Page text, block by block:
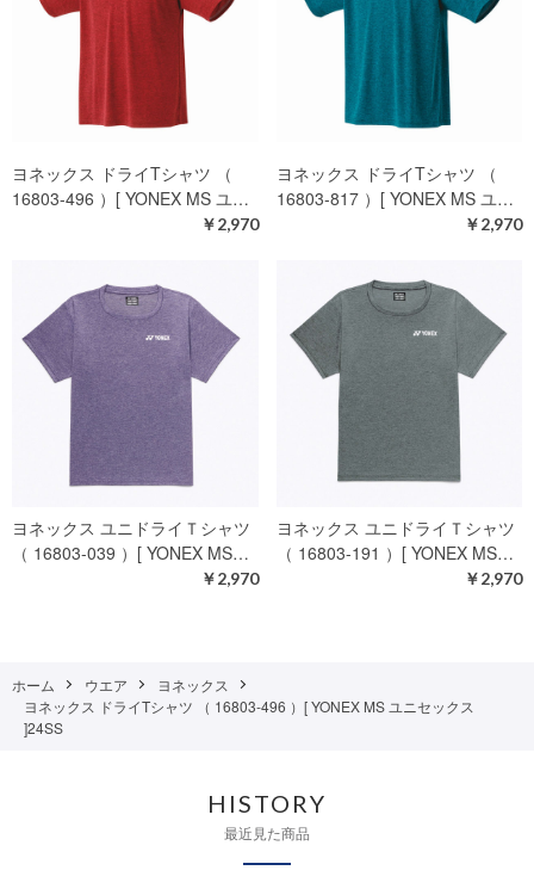
ヨネックス ドライTシャツ （
16803-496 ）[ YONEX MS ユ…
￥2,970
ヨネックス ドライTシャツ （
16803-817 ）[ YONEX MS ユ…
￥2,970
ヨネックス ユニドライＴシャツ
（ 16803-039 ）[ YONEX MS…
￥2,970
ヨネックス ユニドライＴシャツ
（ 16803-191 ）[ YONEX MS…
￥2,970
ホーム ウエア
ヨネックス
ヨネックス ドライTシャツ （ 16803-496 ）[ YONEX MS ユニセックス
]24SS
HISTORY
最近見た商品